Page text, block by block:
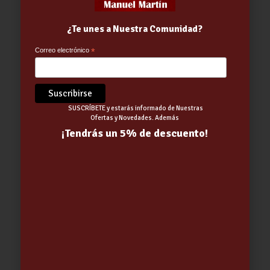
Parka Helsinki2 Azul marino-Azul
51.30€
¿Te unes a Nuestra Comunidad?
Correo electrónico*
SUSCRÍBETE y estarás informado de Nuestras
Ofertas y Novedades. Además
¡Tendrás un 5% de descuento!